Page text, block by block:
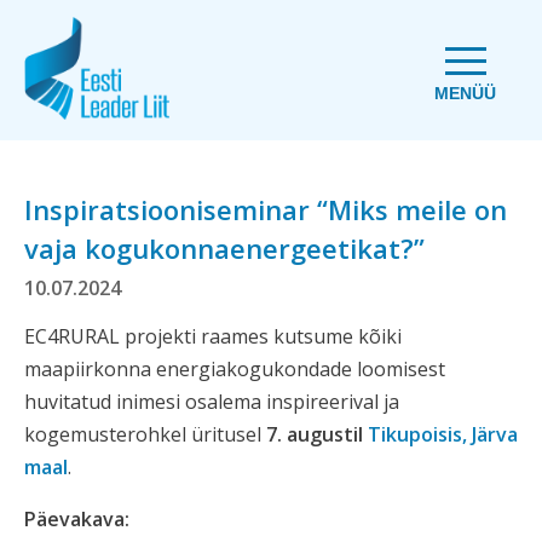
MENÜÜ
Inspiratsiooniseminar “Miks meile on
vaja kogukonnaenergeetikat?”
10.07.2024
EC4RURAL projekti raames kutsume kõiki
maapiirkonna energiakogukondade loomisest
huvitatud inimesi osalema inspireerival ja
kogemusterohkel üritusel 7. augustil Tikupoisis, Järva
maal.
Päevakava: